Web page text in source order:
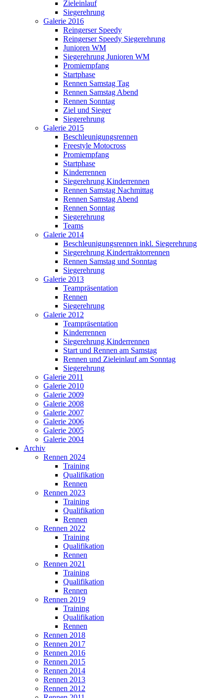
Zieleinlauf
Siegerehrung
Galerie 2016
Reingerser Speedy
Reingerser Speedy Siegerehrung
Junioren WM
Siegerehrung Junioren WM
Promiempfang
Startphase
Rennen Samstag Tag
Rennen Samstag Abend
Rennen Sonntag
Ziel und Sieger
Siegerehrung
Galerie 2015
Beschleunigungsrennen
Freestyle Motocross
Promiempfang
Startphase
Kinderrennen
Siegerehrung Kinderrennen
Rennen Samstag Nachmittag
Rennen Samstag Abend
Rennen Sonntag
Siegerehrung
Teams
Galerie 2014
Beschleunigungsrennen inkl. Siegerehrung
Siegerehrung Kindertraktorrennen
Rennen Samstag und Sonntag
Siegerehrung
Galerie 2013
Teampräsentation
Rennen
Siegerehrung
Galerie 2012
Teampräsentation
Kinderrennen
Siegerehrung Kinderrennen
Start und Rennen am Samstag
Rennen und Zieleinlauf am Sonntag
Siegerehrung
Galerie 2011
Galerie 2010
Galerie 2009
Galerie 2008
Galerie 2007
Galerie 2006
Galerie 2005
Galerie 2004
Archiv
Rennen 2024
Training
Qualifikation
Rennen
Rennen 2023
Training
Qualifikation
Rennen
Rennen 2022
Training
Qualifikation
Rennen
Rennen 2021
Training
Qualifikation
Rennen
Rennen 2019
Training
Qualifikation
Rennen
Rennen 2018
Rennen 2017
Rennen 2016
Rennen 2015
Rennen 2014
Rennen 2013
Rennen 2012